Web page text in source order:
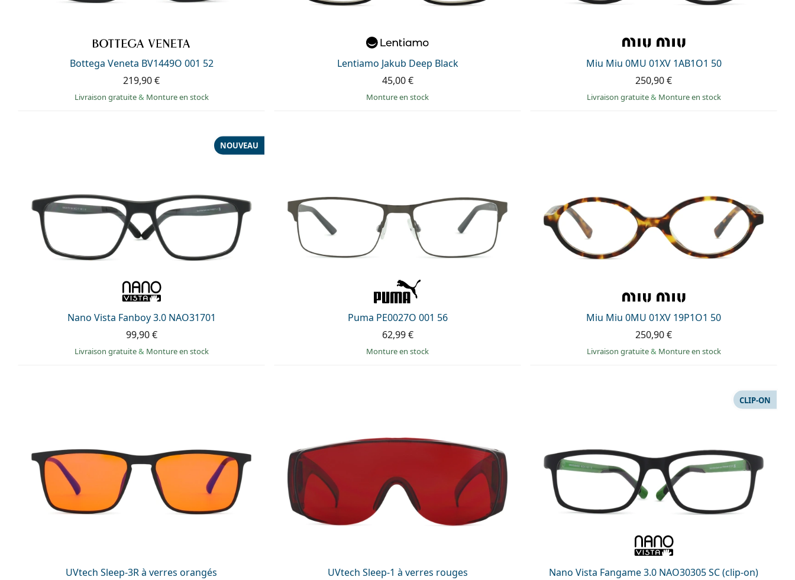
Bottega Veneta BV1449O 001 52
219,90 €
Livraison gratuite& Monture en stock
Lentiamo Jakub Deep Black
45,00 €
Monture en stock
Miu Miu 0MU 01XV 1AB1O1 50
250,90 €
Livraison gratuite& Monture en stock
Nano Vista Fanboy 3.0 NAO31701
NOUVEAU
99,90 €
Livraison gratuite& Monture en stock
Puma PE0027O 001 56
62,99 €
Monture en stock
Miu Miu 0MU 01XV 19P1O1 50
250,90 €
Livraison gratuite& Monture en stock
UVtech Sleep-3R à verres orangés
UVtech Sleep-1 à verres rouges
Nano Vista Fangame 3.0 NAO30305 SC (clip-on)
CLIP-ON